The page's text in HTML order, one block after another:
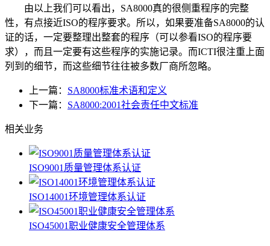
由以上我们可以看出，SA8000真的很侧重程序的完整
性，有点接近ISO的程序要求。所以，如果要准备SA8000的认
证的话，一定要整理出整套的程序（可以参看ISO的程序要
求），而且一定要有这些程序的实施记录。而ICTI很注重上面
列到的细节，而这些细节往往被多数厂商所忽略。
上一篇： SA8000标准术语和定义
下一篇： SA8000:2001社会责任中文标准
相关业务
ISO9001质量管理体系认证
ISO14001环境管理体系认证
ISO45001职业健康安全管理体系